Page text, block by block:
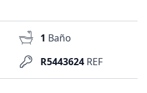
R5443624 REF
1 Baño